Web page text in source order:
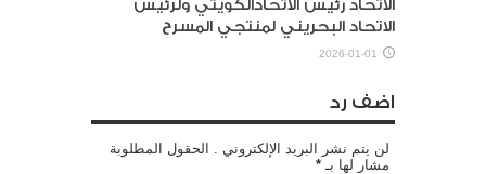
الاتحاد رئيس الاتحادالكويتي ولرئيس
الاتحاد البحريني لمنتجي المسرح
2026-01-01
اضف رد
لن يتم نشر البريد الإلكتروني . الحقول المطلوبة
مشار لها بـ *